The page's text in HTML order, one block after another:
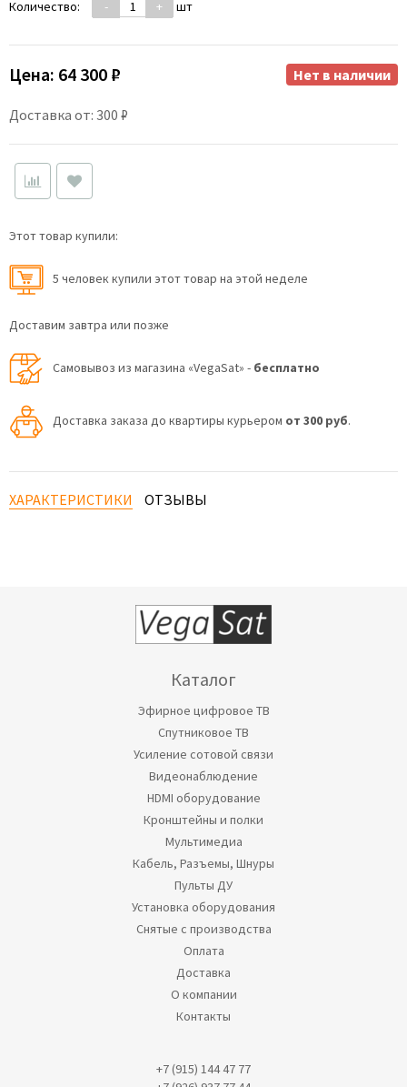
Количество: - + шт
Цена: 64 300 ₽
Доставка от: 300 ₽
Нет в наличии
Этот товар купили:
5 человек купили этот товар на этой неделе
Доставим завтра или позже
Самовывоз из магазина «VegaSat» - бесплатно
Доставка заказа до квартиры курьером от 300 руб.
ХАРАКТЕРИСТИКИ ОТЗЫВЫ
Каталог
Эфирное цифровое ТВ
Спутниковое ТВ
Усиление сотовой связи
Видеонаблюдение
HDMI оборудование
Кронштейны и полки
Мультимедиа
Кабель, Разъемы, Шнуры
Пульты ДУ
Установка оборудования
Снятые с производства
Оплата
Доставка
О компании
Контакты
+7 (915) 144 47 77